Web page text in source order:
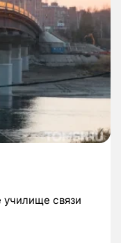
училище связи